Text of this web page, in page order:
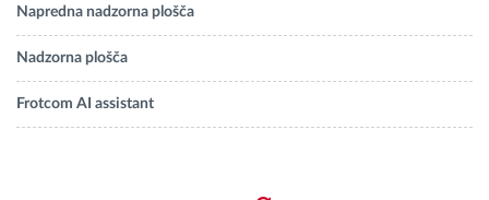
Napredna nadzorna plošča
Nadzorna plošča
Frotcom AI assistant